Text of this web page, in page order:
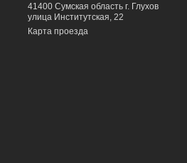
41400 Сумская область г. Глухов
улица Институтская, 22
Карта проезда